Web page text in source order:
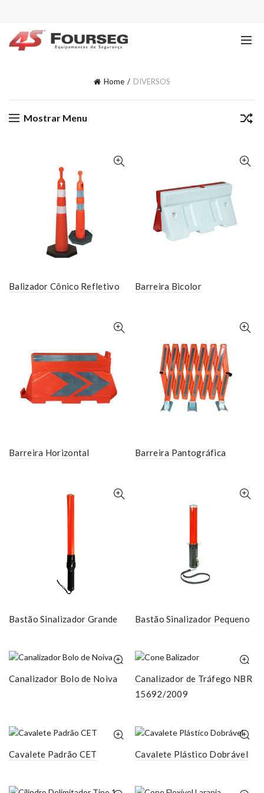
Home DIVERSOS
Mostrar Menu
Balizador Cônico Refletivo Barreira Bicolor
Barreira Horizontal Barreira Pantográfica
Bastão Sinalizador Grande Bastão Sinalizador Pequeno
Canalizador Bolo de Noiva
Canalizador de Tráfego NBR
15692/2009
Cavalete Padrão CET Cavalete Plástico Dobrável